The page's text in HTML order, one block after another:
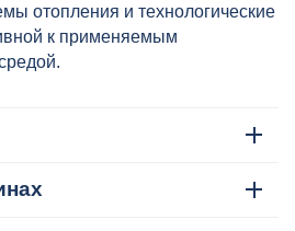
отопления и технологические
к применяемым